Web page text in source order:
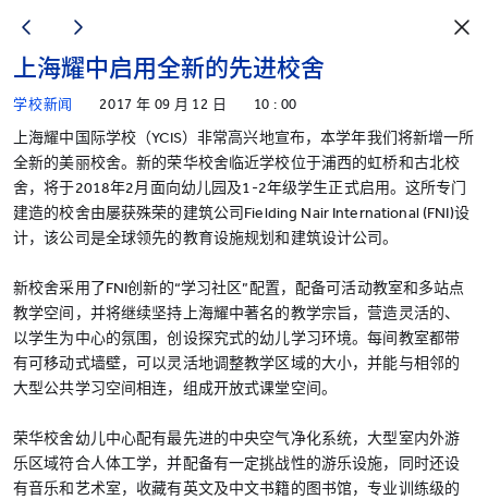
上海耀中启用全新的先进校舍
学校新闻 2017 年 09 月 12 日 10 : 00
上海耀中国际学校（YCIS）非常高兴地宣布，本学年我们将新增一所
全新的美丽校舍。新的荣华校舍临近学校位于浦西的虹桥和古北校
舍，将于2018年2月面向幼儿园及1-2年级学生正式启用。这所专门
建造的校舍由屡获殊荣的建筑公司Fielding Nair International (FNI)设
计，该公司是全球领先的教育设施规划和建筑设计公司。
新校舍采用了FNI创新的“学习社区”配置，配备可活动教室和多站点
教学空间，并将继续坚持上海耀中著名的教学宗旨，营造灵活的、
以学生为中心的氛围，创设探究式的幼儿学习环境。每间教室都带
有可移动式墙壁，可以灵活地调整教学区域的大小，并能与相邻的
大型公共学习空间相连，组成开放式课堂空间。
荣华校舍幼儿中心配有最先进的中央空气净化系统，大型室内外游
乐区域符合人体工学，并配备有一定挑战性的游乐设施，同时还设
有音乐和艺术室，收藏有英文及中文书籍的图书馆，专业训练级的